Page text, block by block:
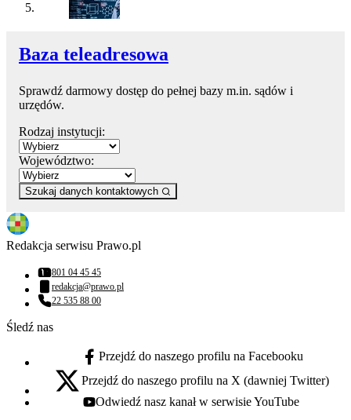
Baza teleadresowa
Sprawdź darmowy dostęp do pełnej bazy m.in. sądów i
urzędów.
Rodzaj instytucji:
Województwo:
Szukaj danych kontaktowych
Redakcja serwisu Prawo.pl
Numer telefonu:
801 04 45 45
Adres email:
redakcja@prawo.pl
Numer telefonu:
22 535 88 00
Śledź nas
facebook - otwiera się w nowej karcie
Przejdź do naszego profilu na Facebooku
x - otwiera się w nowej karcie
Przejdź do naszego profilu na X (dawniej Twitter)
youtube - otwiera się w nowej karcie
Odwiedź nasz kanał w serwisie YouTube